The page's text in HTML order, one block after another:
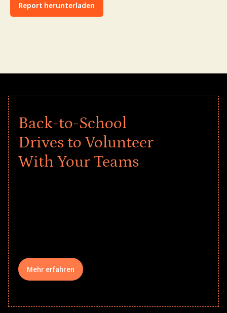
Report herunterladen
Back-to-School
Drives to Volunteer
With Your Teams
Mehr erfahren